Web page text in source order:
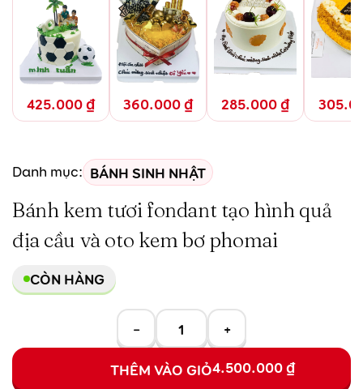
425.000₫ 360.000₫ 285.000₫
Danh mục: BÁNH SINH NHẬT
Bánh kem tươi fondant tạo hình quả
địa cầu và oto kem bơ phomai
CÒN HÀNG
−
+
THÊM VÀO GIỎ4.500.000₫